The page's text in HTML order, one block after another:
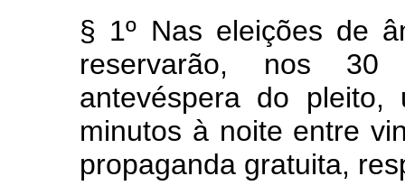
§ 1º Nas eleições de
reservarão, nos
antevéspera do
minutos à noite entre
propaganda gratuita,